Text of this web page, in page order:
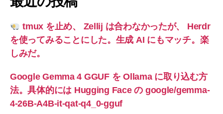
tmux を止め、 Zellij は合わなかったが、 Herdr
を使ってみることにした。生成 AI にもマッチ。楽
しみだ。
Google Gemma 4 GGUF を Ollama に取り込む方
法。具体的には Hugging Face の google/gemma-
4-26B-A4B-it-qat-q4_0-gguf